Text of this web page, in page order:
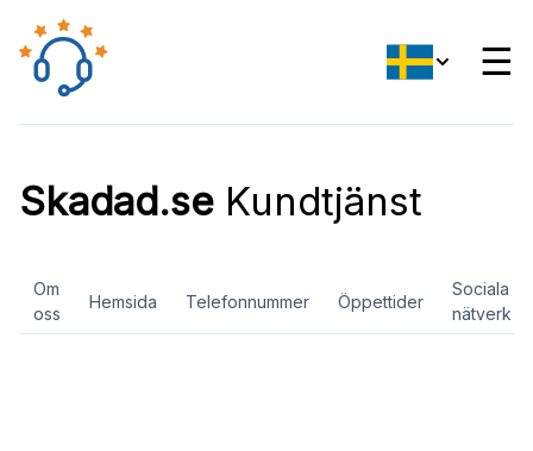
☰
Skadad.se Kundtjänst
Om
oss
Hemsida Telefonnummer Öppettider
Sociala
nätverk